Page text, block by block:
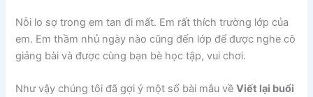
Nỗi lo sợ trong em tan đi mất. Em rất thích trường lớp của
em. Em thầm nhủ ngày nào cũng đến lớp để được nghe cô
giảng bài và được cùng bạn bè học tập, vui chơi.
Như vậy chúng tôi đã gợi ý một số bài mẫu vềViết lại buổi